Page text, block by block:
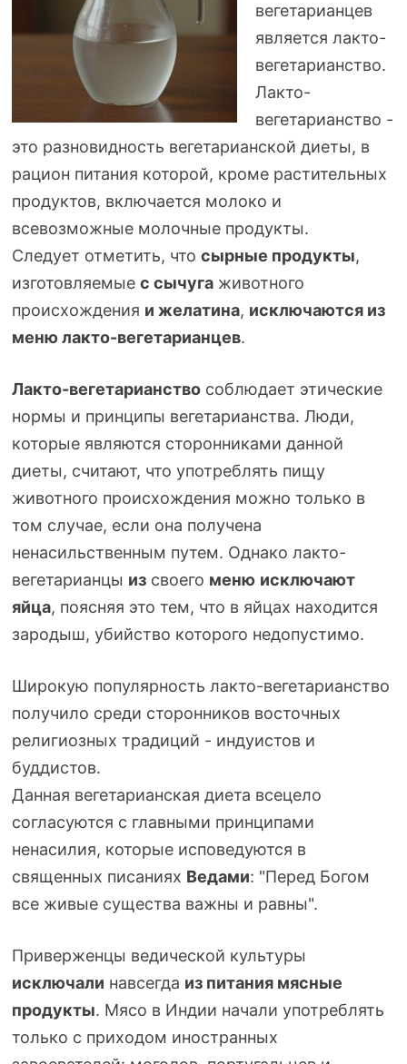
вегетарианцев
является лакто-
вегетарианство.
Лакто-
вегетарианство -
это разновидность вегетарианской диеты, в
рацион питания которой, кроме растительных
продуктов, включается молоко и
всевозможные молочные продукты.
Следует отметить, что сырные продукты,
изготовляемые с сычугаживотного
происхождения и желатина, исключаются из
меню лакто-вегетарианцев.
Лакто-вегетарианствособлюдает этические
нормы и принципы вегетарианства. Люди,
которые являются сторонниками данной
диеты, считают, что употреблять пищу
животного происхождения можно только в
том случае, если она получена
ненасильственным путем. Однако лакто-
вегетарианцы изсвоего меню исключают
яйца, поясняя это тем, что в яйцах находится
зародыш, убийство которого недопустимо.
Широкую популярность лакто-вегетарианство
получило среди сторонников восточных
религиозных традиций - индуистов и
буддистов.
Данная вегетарианская диета всецело
согласуются с главными принципами
ненасилия, которые исповедуются в
священных писаниях Ведами: "Перед Богом
все живые существа важны и равны".
Приверженцы ведической культуры
исключали навсегда из питания мясные
продукты. Мясо в Индии начали употреблять
только с приходом иностранных